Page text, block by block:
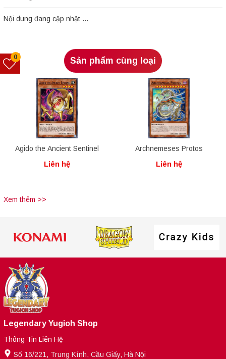
Nội dung đang cập nhật ...
Sản phẩm cùng loại
Agido the Ancient Sentinel
Liên hệ
Archnemeses Protos
Liên hệ
Xem thêm >>
Legendary Yugioh Shop
Thông Tin Liên Hệ
Số 16/221, Trung Kính, Cầu Giấy, Hà Nội
0